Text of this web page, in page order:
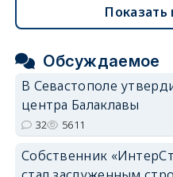
Показать
Обсуждаемое
В Севастополе
центра Балаклавы
32 5611
Собственник